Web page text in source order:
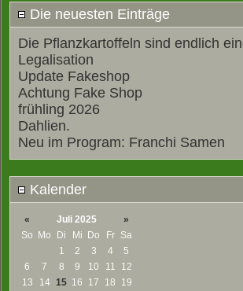
Die neuesten Einträge
Die Pflanzkartoffeln sind endlich
Legalisation
Update Fakeshop
Achtung Fake Shop
frühling 2026
Dahlien.
Neu im Program: Franchi Samen
Kalender
« Juli 2025
»
So Mo Di Mi Do Fr
Sa
1
2 3 4
5
6
7 8 9 10 11
12
13
14 15 16 17 18
19